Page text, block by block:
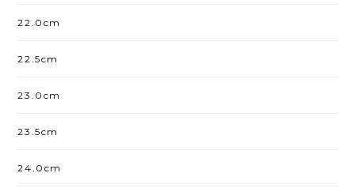
22.0cm
22.5cm
23.0cm
23.5cm
24.0cm